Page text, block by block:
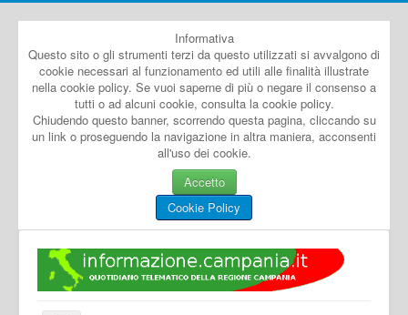
Informativa
Questo sito o gli strumenti terzi da questo utilizzati si avvalgono di
cookie necessari al funzionamento ed utili alle finalità illustrate
nella cookie policy. Se vuoi saperne di più o negare il consenso a
tutti o ad alcuni cookie, consulta la cookie policy.
Chiudendo questo banner, scorrendo questa pagina, cliccando su
un link o proseguendo la navigazione in altra maniera, acconsenti
all'uso dei cookie.
Accetto
Cookie Policy